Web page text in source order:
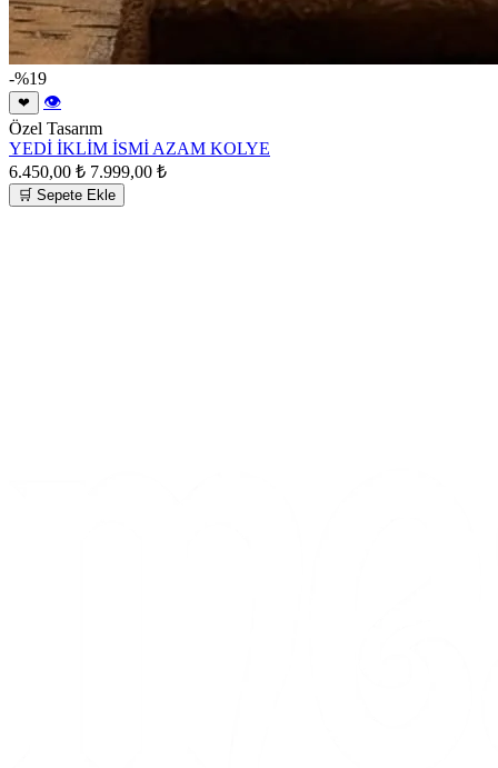
-%19
❤
👁
Özel Tasarım
YEDİ İKLİM İSMİ AZAM KOLYE
6.450,00 ₺ 7.999,00 ₺
🛒 Sepete Ekle